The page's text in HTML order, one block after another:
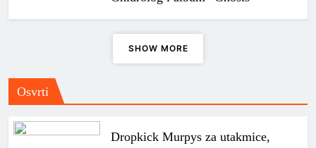
SHOW MORE
Osvrti
Dropkick Murpys za utakmice,